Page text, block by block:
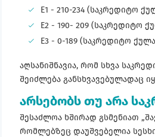
E1 - 210-234 (საკრედიტო
E2 - 190- 209 (საკრედიტო
E3 - 0-189 (საკრედიტო
აღსანიშნავია, რომ სხვა
შეიძლება განსხვავებულადაც
არსებობს თუ არა
შესაძლოა ხშირად გსმენიათ
რომლებზეც დაუშვებელია